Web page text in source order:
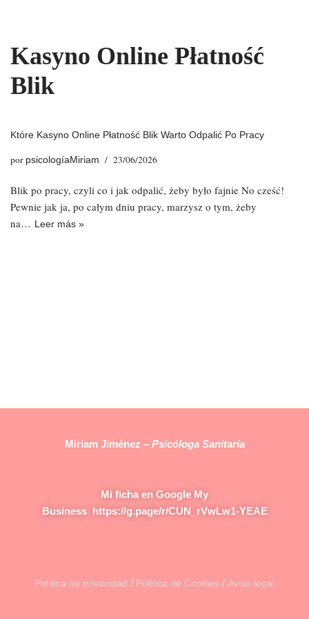
al
contenido
Kasyno Online Płatność
Blik
Które Kasyno Online Płatność Blik Warto Odpalić Po Pracy
por psicologíaMiriam 23/06/2026
Blik po pracy, czyli co i jak odpalić, żeby było fajnie No cześć!
Pewnie jak ja, po całym dniu pracy, marzysz o tym, żeby
na… Leer más »
Miriam Jiménez –Psicóloga Sanitaria
Mi ficha en Google My
Business https://g.page/r/CUN_rVwLw1-YEAE
Política de privacidad / Política de Cookies / Aviso legal